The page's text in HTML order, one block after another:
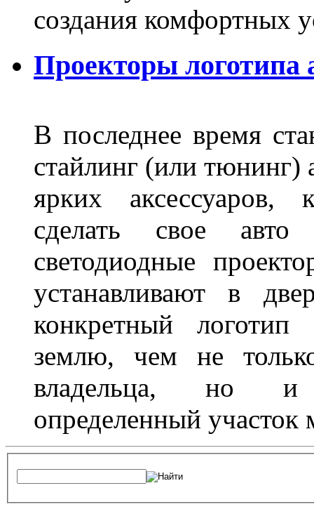
создания комфортных
Проекторы логотипа
В последнее время
стайлинг (или тюнинг)
ярких аксессуаров,
сделать свое
светодиодные
устанавливают в
конкретный логотип
землю, чем не
владельца, но и
определенный участок